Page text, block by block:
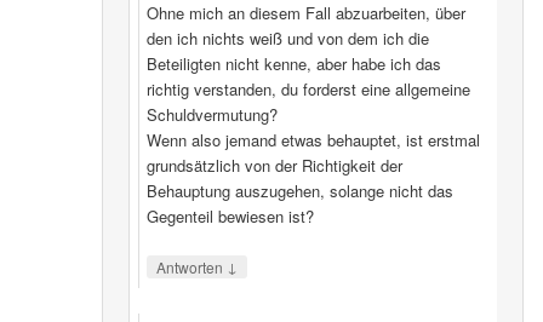
Ohne mich an diesem Fall abzuarbeiten, über
den ich nichts weiß und von dem ich die
Beteiligten nicht kenne, aber habe ich das
richtig verstanden, du forderst eine allgemeine
Schuldvermutung?
Wenn also jemand etwas behauptet, ist erstmal
grundsätzlich von der Richtigkeit der
Behauptung auszugehen, solange nicht das
Gegenteil bewiesen ist?
Antworten ↓